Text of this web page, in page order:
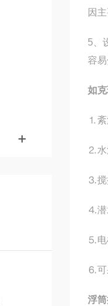
因
5、
容
如
⒈紊
⒉水
⒊搅
⒋潜
⒌电
⒍可
浮